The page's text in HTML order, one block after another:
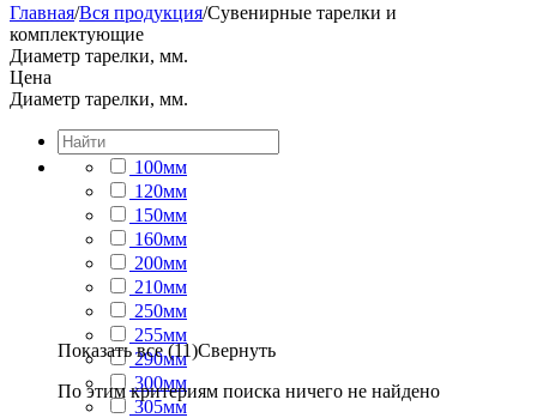
Главная/Вся продукция/Сувенирные тарелки и
комплектующие
Диаметр тарелки, мм.
Цена
Диаметр тарелки, мм.
100мм
120мм
150мм
160мм
200мм
210мм
250мм
255мм
290мм
300мм
305мм
Показать все (11)Свернуть
По этим критериям поиска ничего не найдено